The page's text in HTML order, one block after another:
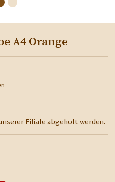
A4 Orange
Filiale abgeholt werden.